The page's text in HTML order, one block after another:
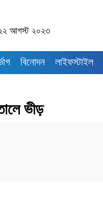
২২ আগস্ট ২০২৩
বিনোদন লাইফস্টাইল
ভীড়